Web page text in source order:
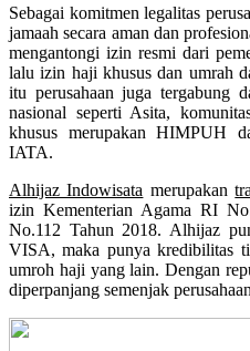
Sebagai komitmen legalitas
jamaah secara aman dan
mengantongi izin resmi dari
lalu izin haji khusus dan umrah
itu perusahaan juga tergabung
nasional seperti Asita,
khusus merupakan HIMPUH
IATA.
Alhijaz Indowisata merupakan
izin Kementerian Agama RI
No.112 Tahun 2018. Alhijaz
VISA, maka punya kredibilitas
umroh haji yang lain. Dengan
diperpanjang semenjak